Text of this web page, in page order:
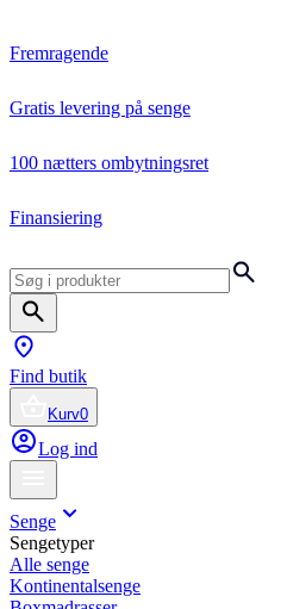
Fremragende
Gratis levering på senge
100 nætters ombytningsret
Finansiering
Find butik
Kurv0
Log ind
Senge
Sengetyper
Alle senge
Kontinentalsenge